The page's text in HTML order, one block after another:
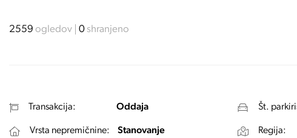
2559 ogledov 0shranjeno
Transakcija: Oddaja
Vrsta nepremičnine: Stanovanje
Št.
Regija: